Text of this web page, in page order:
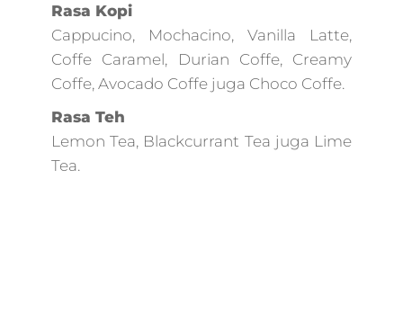
digital
digital
agency,marketing
Rasa Kopi
Cappucino, Mochacino, Vanilla Latte,
Coffe Caramel, Durian Coffe, Creamy
Coffe, Avocado Coffe juga Choco Coffe.
Rasa Teh
Lemon Tea, Blackcurrant Tea juga Lime
Tea.